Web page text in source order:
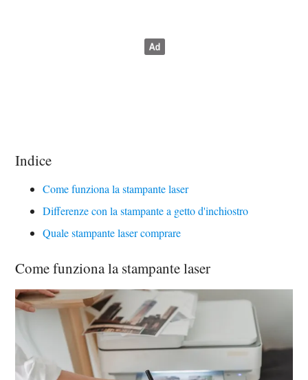
Indice
Come funziona la stampante laser
Differenze con la stampante a getto d'inchiostro
Quale stampante laser comprare
Come funziona la stampante laser